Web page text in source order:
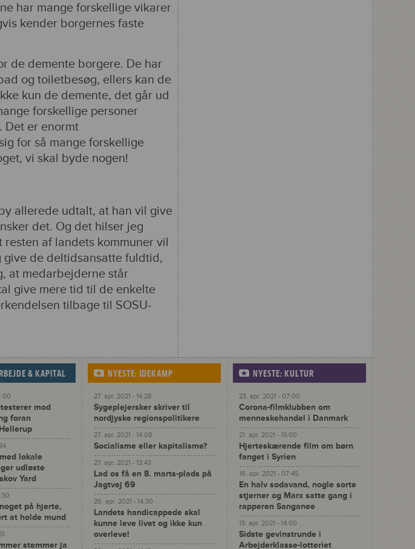
har mange forskellige vikarer
kender borgernes faste
de demente borgere. De har
og toiletbesøg, ellers kan de
kun de demente, det går ud
forskellige personer
er enormt
for så mange forskellige
vi skal byde nogen!
allerede udtalt, at han vil give
det. Og det hilser jeg
af landets kommuner vil
de deltidsansatte fuldtid,
at medarbejderne står
give mere tid til de enkelte
tilbage til SOSU-
& KAPITAL
mod
foran
lokale
udløste
Yard
på hjerte,
at holde mund
stemmer ja
NYESTE: IDEKAMP
27. apr. 2021 - 14:28
Sygeplejersker skriver til
nordjyske regionspolitikere
27. apr. 2021 - 14:08
Socialisme eller kapitalisme?
27. apr. 2021 - 13:43
Lad os få en 8. marts-plads på
Jagtvej 69
26. apr. 2021 - 14:30
Landets handicappede skal
kunne leve livet og ikke kun
overleve!
NYESTE: KULTUR
23. apr. 2021 - 07:00
Corona-filmklubben om
menneskehandel i Danmark
21. apr. 2021 - 15:00
Hjerteskærende film om børn
fanget i Syrien
16. apr. 2021 - 07:45
En halv sodavand, nogle sorte
stjerner og Marx satte gang i
rapperen Sanganee
15. apr. 2021 - 14:00
Sidste gevinstrunde i
Arbejderklasse-lotteriet